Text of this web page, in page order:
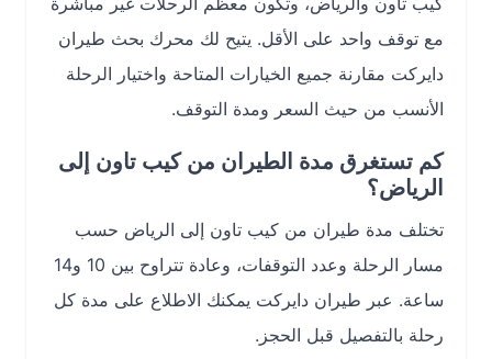
مع توقف واحد على الأقل. يتيح لك محرك بحث طيران
دايركت مقارنة جميع الخيارات المتاحة واختيار الرحلة
الأنسب من حيث السعر ومدة التوقف.
كم تستغرق مدة الطيران من كيب تاون إلى
الرياض؟
تختلف مدة طيران من كيب تاون إلى الرياض حسب
مسار الرحلة وعدد التوقفات، وعادة تتراوح بين 10 و14
ساعة. عبر طيران دايركت يمكنك الاطلاع على مدة كل
رحلة بالتفصيل قبل الحجز.